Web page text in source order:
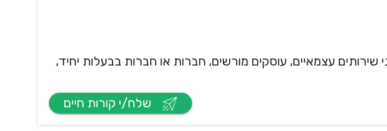
עצמאיים, עוסקים מורשים, חברות או חברות בבעלות יחיד,